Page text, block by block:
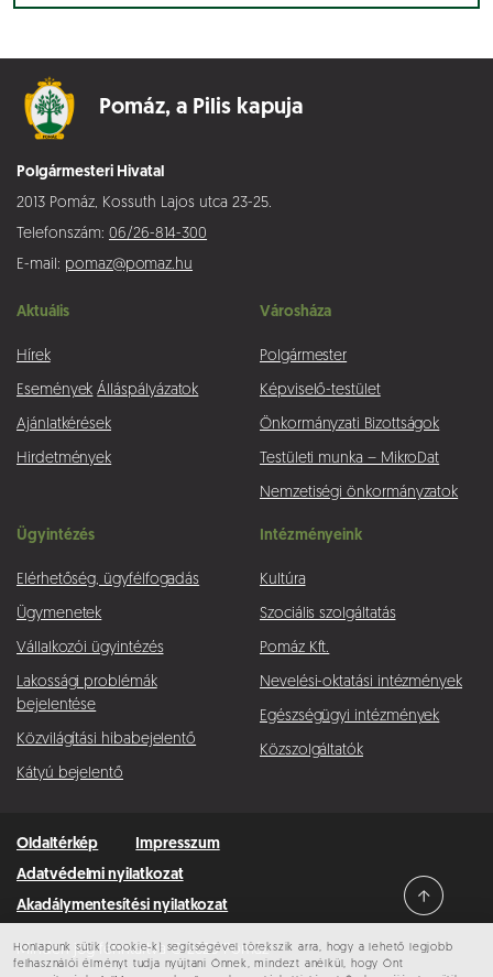
Honlapunk sütik (cookie-k) segítségével törekszik arra, hogy a lehető legjobb
felhasználói élményt tudja nyújtani Önnek, mindezt anélkül, hogy Önt
Pomáz, a Pilis kapuja
Polgármesteri Hivatal
2013 Pomáz, Kossuth Lajos utca 23-25.
Telefonszám: 06/26-814-300
E-mail: pomaz@pomaz.hu
Aktuális
Hírek
Események Álláspályázatok
Ajánlatkérések
Hirdetmények
Városháza
Polgármester
Képviselő-testület
Önkormányzati Bizottságok
Testületi munka – MikroDat
Nemzetiségi önkormányzatok
Ügyintézés
Elérhetőség, ügyfélfogadás
Ügymenetek
Vállalkozói ügyintézés
Lakossági problémák
bejelentése
Közvilágítási hibabejelentő
Kátyú bejelentő
Intézményeink
Kultúra
Szociális szolgáltatás
Pomáz Kft.
Nevelési-oktatási intézmények
Egészségügyi intézmények
Közszolgáltatók
Oldaltérkép
Impresszum
Adatvédelmi nyilatkozat
Akadálymentesítési nyilatkozat
Minden jog fenntartva © 2026 Pomáz